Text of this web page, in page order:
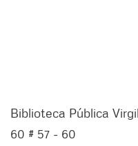
Biblioteca Pública
60 # 57 - 60